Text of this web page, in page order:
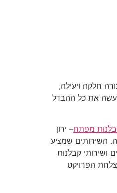
חלקה ויעילה,
את כל ההבדל
מפתח– ירון
השירותים שמציע
ושירותי קבלנות
הפרויקט